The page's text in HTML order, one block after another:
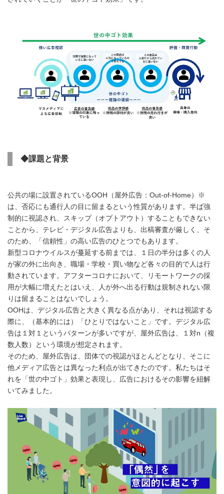
◆課題と背景
公共の場に設置されているOOH（屋外広告：Out-of-Home）※
は、否応にも通行人の目に留まるという性質があります。半ば強
制的に視認され、スキップ（オプトアウト）することもできない
ことから、テレビ・デジタル広告よりも、出稿審査が厳しく、そ
のため、「信頼性」の高い広告のひとつでもあります。
新型コロナウイルスが蔓延する前までは、１日の半分は多くの人
が家の外に出向き、職場・学校・買い物など各々の目的で人は行
動されています。アフターコロナにおいて、リモートワークの採
用が大幅に増えたとはいえ、人が外へ出る行動は規制されない限
りは留まることはないでしょう。
OOHは、デジタル広告と大きく異なる点があり、それは視認する
際に、（基本的には）「ひとりではないこと」です。デジタル広
告は１対１というパターンが多いですが、屋外広告は、１対n（複
数人数）という環境が想定されます。
そのため、屋外広告は、団体での視認がほとんどとなり、そこに
他メディア広告とは異なった利点が出てきたのです。私たちはそ
れを「世の中ゴト」効果と表現し、広告におけるその影響を紐解
いてみました。